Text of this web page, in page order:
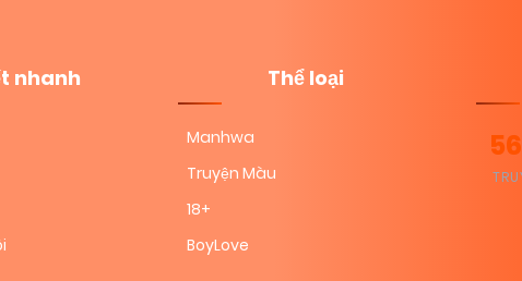
nhanh Thể loại
Manhwa
Truyện Màu
18+
BoyLove